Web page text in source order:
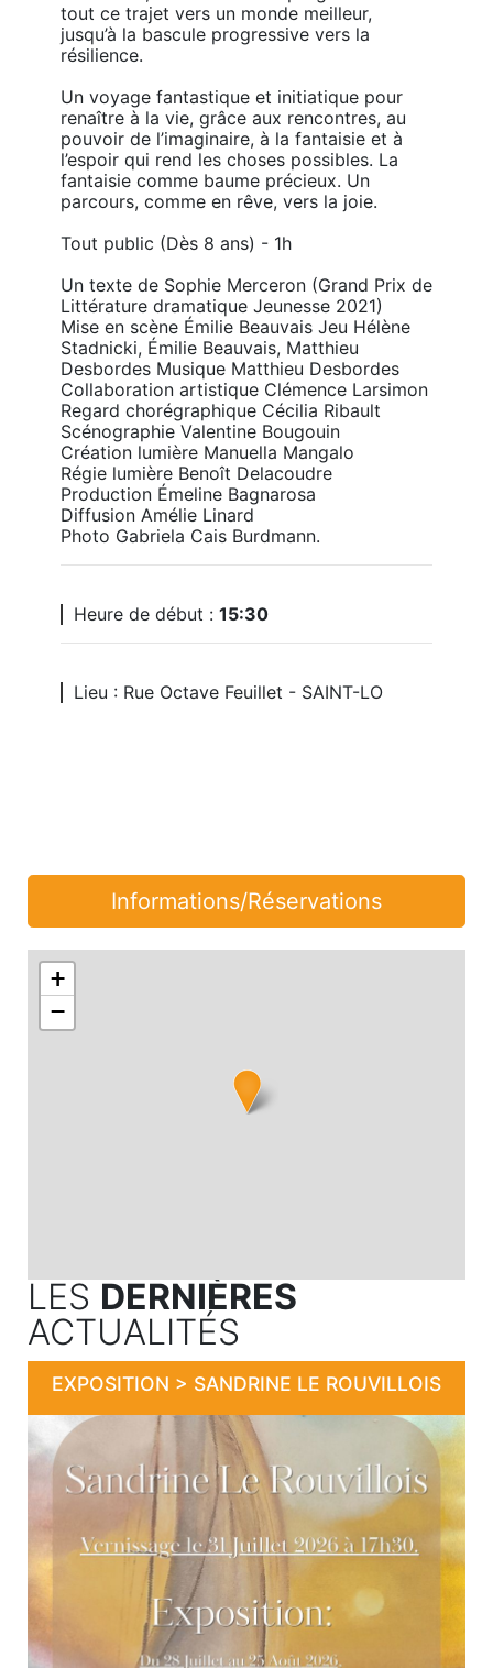
tout ce trajet vers un monde meilleur,
jusqu’à la bascule progressive vers la
résilience.
Un voyage fantastique et initiatique pour
renaître à la vie, grâce aux rencontres, au
pouvoir de l’imaginaire, à la fantaisie et à
l’espoir qui rend les choses possibles. La
fantaisie comme baume précieux. Un
parcours, comme en rêve, vers la joie.
Tout public (Dès 8 ans) - 1h
Un texte de Sophie Merceron (Grand Prix de
Littérature dramatique Jeunesse 2021)
Mise en scène Émilie Beauvais Jeu Hélène
Stadnicki, Émilie Beauvais, Matthieu
Desbordes Musique Matthieu Desbordes
Collaboration artistique Clémence Larsimon
Regard chorégraphique Cécilia Ribault
Scénographie Valentine Bougouin
Création lumière Manuella Mangalo
Régie lumière Benoît Delacoudre
Production Émeline Bagnarosa
Diffusion Amélie Linard
Photo Gabriela Cais Burdmann.
Heure de début : 15:30
Lieu : Rue Octave Feuillet - SAINT-LO
Informations/Réservations
+
−
LES DERNIÈRES
ACTUALITÉS
EXPOSITION > SANDRINE LE ROUVILLOIS